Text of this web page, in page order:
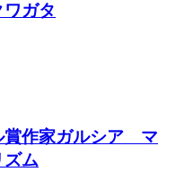
ガタ
賞作家ガルシア゠マ
ズム